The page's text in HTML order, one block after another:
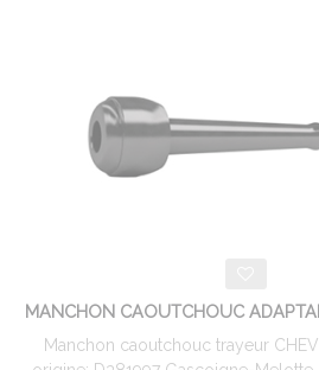
MANCHON CAOUTCHOUC
Manchon caoutchouc trayeur